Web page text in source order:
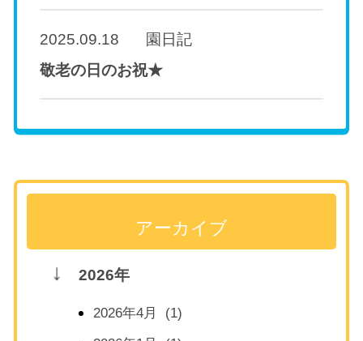
2025.09.18
園日記
敬老の日のお祝★
アーカイブ
2026年
2026年4月 (1)